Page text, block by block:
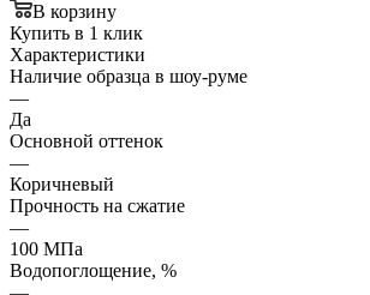
В корзину
Купить в 1 клик
Характеристики
Наличие образца в шоу-руме
—
Да
Основной оттенок
—
Коричневый
Прочность на сжатие
—
100 МПа
Водопоглощение, %